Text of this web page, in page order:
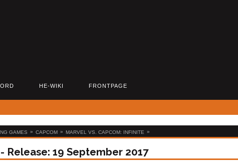
HE-WIKI FRONTPAGE
GAMES » CAPCOM » MARVEL VS. CAPCOM: INFINITE »
Release: 19 September 2017